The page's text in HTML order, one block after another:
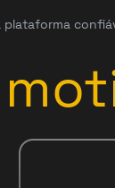
plataforma